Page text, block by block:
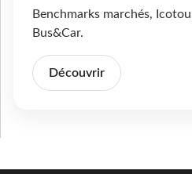
Benchmarks marchés,
Bus&Car.
Découvrir